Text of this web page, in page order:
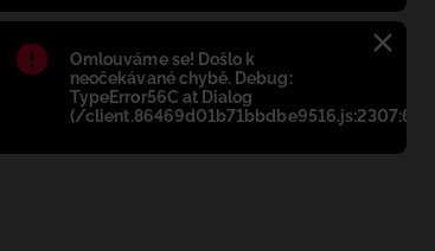
Błąd:
Omlouváme se! Došlo k
neočekávané chybě. Debug:
TypeError56C at Dialog
(/